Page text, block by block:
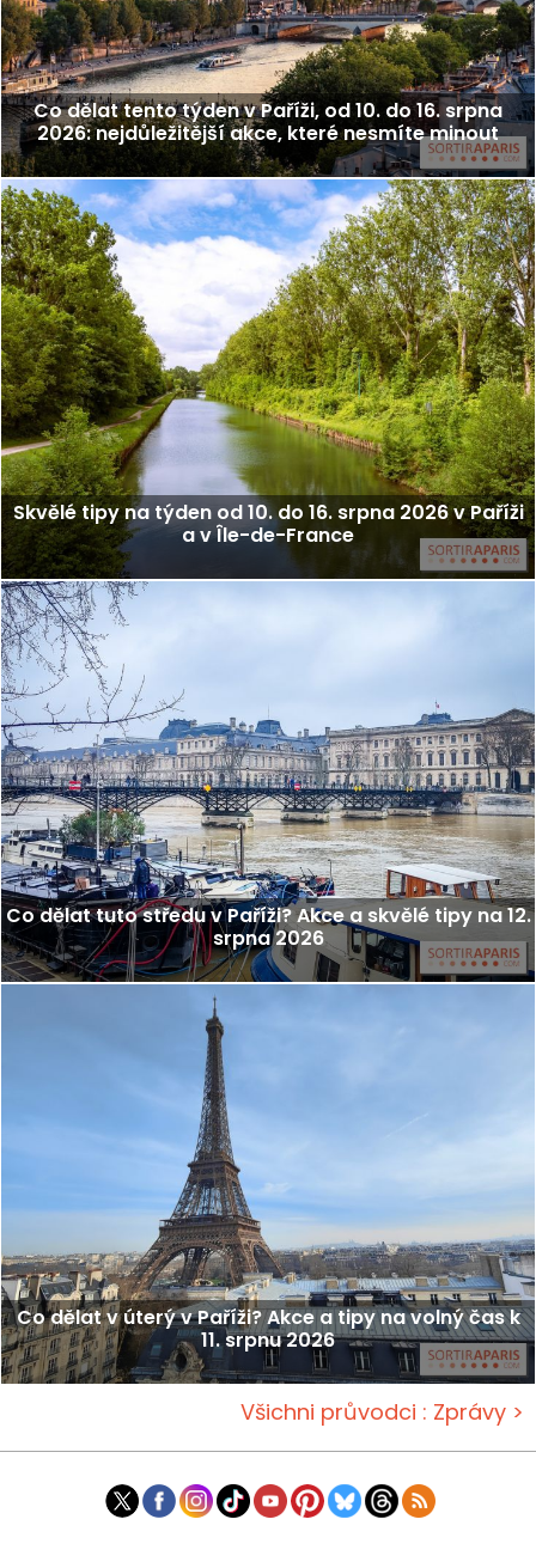
Co dělat tento týden v Paříži, od 10. do 16. srpna
2026: nejdůležitější akce, které nesmíte minout
Skvělé tipy na týden od 10. do 16. srpna 2026 v Paříži
a v Île-de-France
Co dělat tuto středu v Paříži? Akce a skvělé tipy na 12.
srpna 2026
Co dělat v úterý v Paříži? Akce a tipy na volný čas k
11. srpnu 2026
Všichni průvodci : Zprávy >